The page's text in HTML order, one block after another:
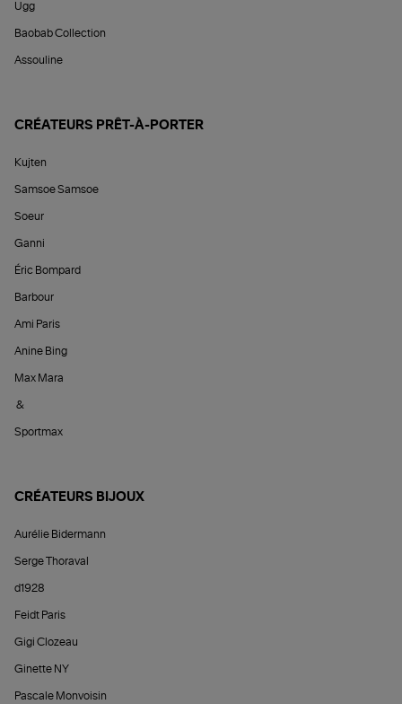
Ugg
Baobab Collection
Assouline
CRÉATEURS PRÊT-À-PORTER
Kujten
Samsoe Samsoe
Soeur
Ganni
Éric Bompard
Barbour
Ami Paris
Anine Bing
Max Mara
&
Sportmax
CRÉATEURS BIJOUX
Aurélie Bidermann
Serge Thoraval
d1928
Feidt Paris
Gigi Clozeau
Ginette NY
Pascale Monvoisin